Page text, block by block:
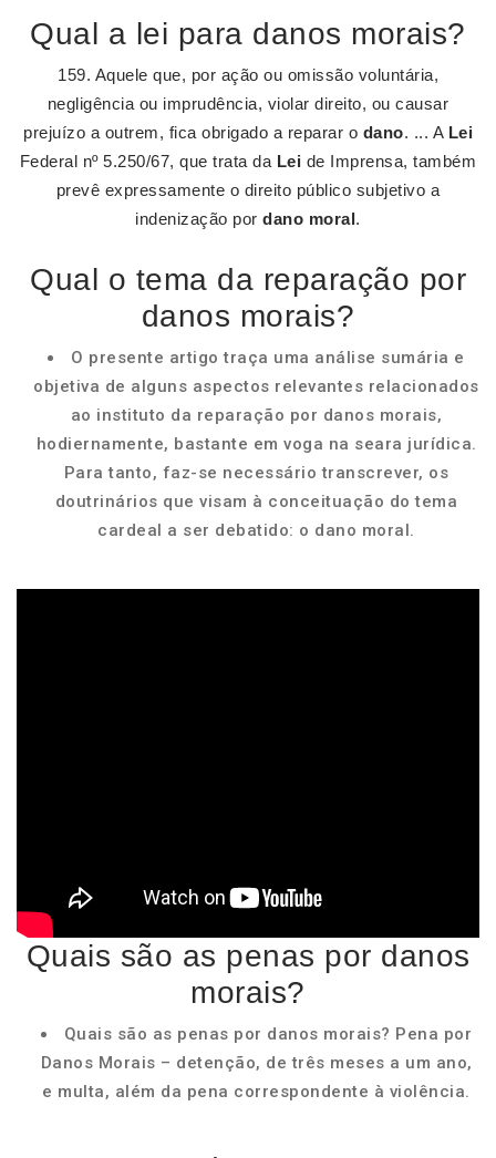
Qual a lei para danos morais?
159. Aquele que, por ação ou omissão voluntária,
negligência ou imprudência, violar direito, ou causar
prejuízo a outrem, fica obrigado a reparar o dano. ... A Lei
Federal nº 5.250/67, que trata da Lei de Imprensa, também
prevê expressamente o direito público subjetivo a
indenização pordano moral.
Qual o tema da reparação por
danos morais?
O presente artigo traça uma análise sumária e
objetiva de alguns aspectos relevantes relacionados
ao instituto da reparação por danos morais,
hodiernamente, bastante em voga na seara jurídica.
Para tanto, faz-se necessário transcrever, os
doutrinários que visam à conceituação do tema
cardeal a ser debatido: o dano moral.
Quais são as penas por danos
morais?
Quais são as penas por danos morais? Pena por
Danos Morais – detenção, de três meses a um ano,
e multa, além da pena correspondente à violência.